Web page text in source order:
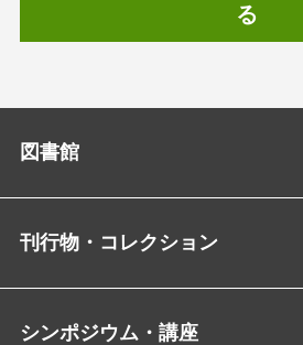
る
図書館
刊行物・コレクション
シンポジウム・講座